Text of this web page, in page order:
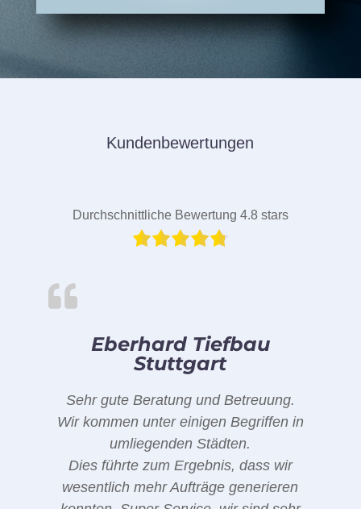
Kundenbewertungen
Durchschnittliche Bewertung 4.8 stars
Eberhard Tiefbau
Stuttgart
Sehr gute Beratung und Betreuung.
Wir kommen unter einigen Begriffen in
umliegenden Städten.
Dies führte zum Ergebnis, dass wir
wesentlich mehr Aufträge generieren